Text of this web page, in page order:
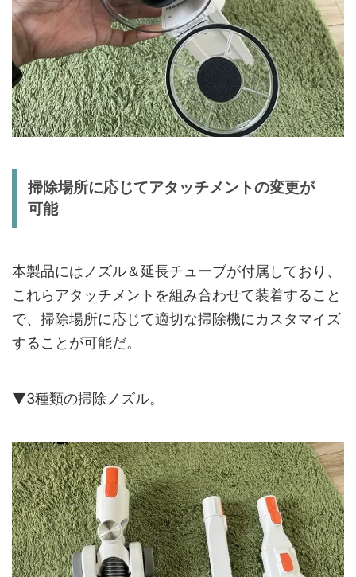
掃除場所に応じてアタッチメントの変更が
可能
本製品にはノズル＆延長チューブが付属しており、
これらアタッチメントを組み合わせて装着すること
で、掃除場所に応じて適切な掃除機にカスタマイズ
することが可能だ。
▼3種類の掃除ノズル。